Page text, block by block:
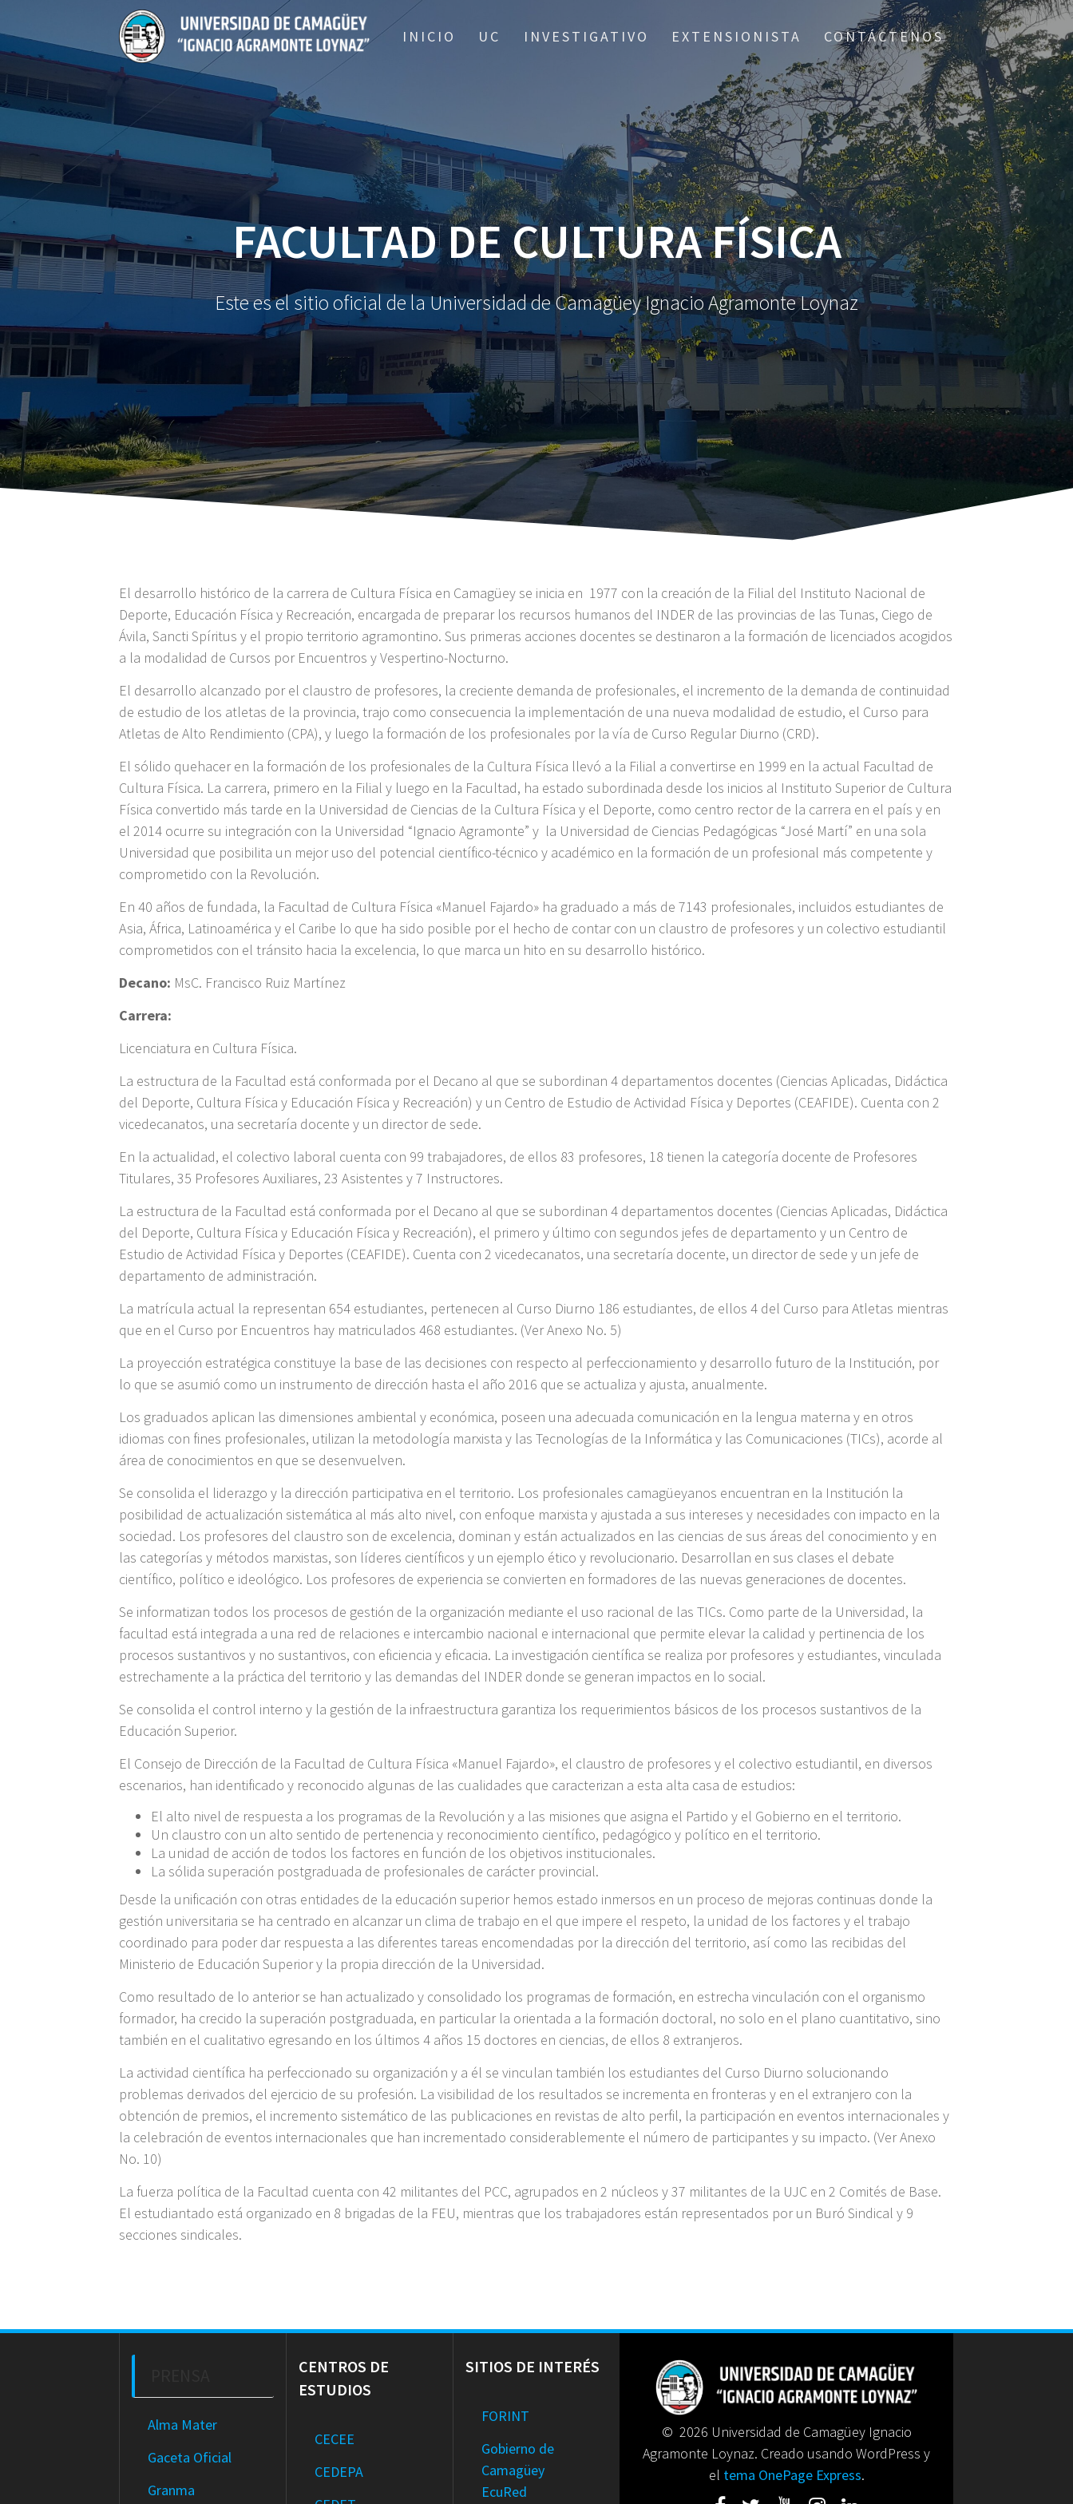
contenido
INICIO UC INVESTIGATIVO EXTENSIONISTA CONTÁCTENOS
FACULTAD DE CULTURA FÍSICA
Este es el sitio oficial de la Universidad de Camagüey Ignacio Agramonte Loynaz
El desarrollo histórico de la carrera de Cultura Física en Camagüey se inicia en 1977 con la creación de la Filial del Instituto Nacional de
Deporte, Educación Física y Recreación, encargada de preparar los recursos humanos del INDER de las provincias de las Tunas, Ciego de
Ávila, Sancti Spíritus y el propio territorio agramontino. Sus primeras acciones docentes se destinaron a la formación de licenciados acogidos
a la modalidad de Cursos por Encuentros y Vespertino-Nocturno.
El desarrollo alcanzado por el claustro de profesores, la creciente demanda de profesionales, el incremento de la demanda de continuidad
de estudio de los atletas de la provincia, trajo como consecuencia la implementación de una nueva modalidad de estudio, el Curso para
Atletas de Alto Rendimiento (CPA), y luego la formación de los profesionales por la vía de Curso Regular Diurno (CRD).
El sólido quehacer en la formación de los profesionales de la Cultura Física llevó a la Filial a convertirse en 1999 en la actual Facultad de
Cultura Física. La carrera, primero en la Filial y luego en la Facultad, ha estado subordinada desde los inicios al Instituto Superior de Cultura
Física convertido más tarde en la Universidad de Ciencias de la Cultura Física y el Deporte, como centro rector de la carrera en el país y en
el 2014 ocurre su integración con la Universidad “Ignacio Agramonte” y la Universidad de Ciencias Pedagógicas “José Martí” en una sola
Universidad que posibilita un mejor uso del potencial científico-técnico y académico en la formación de un profesional más competente y
comprometido con la Revolución.
En 40 años de fundada, la Facultad de Cultura Física «Manuel Fajardo» ha graduado a más de 7143 profesionales, incluidos estudiantes de
Asia, África, Latinoamérica y el Caribe lo que ha sido posible por el hecho de contar con un claustro de profesores y un colectivo estudiantil
comprometidos con el tránsito hacia la excelencia, lo que marca un hito en su desarrollo histórico.
Decano: MsC. Francisco Ruiz Martínez
Carrera:
Licenciatura en Cultura Física.
La estructura de la Facultad está conformada por el Decano al que se subordinan 4 departamentos docentes (Ciencias Aplicadas, Didáctica
del Deporte, Cultura Física y Educación Física y Recreación) y un Centro de Estudio de Actividad Física y Deportes (CEAFIDE). Cuenta con 2
vicedecanatos, una secretaría docente y un director de sede.
En la actualidad, el colectivo laboral cuenta con 99 trabajadores, de ellos 83 profesores, 18 tienen la categoría docente de Profesores
Titulares, 35 Profesores Auxiliares, 23 Asistentes y 7 Instructores.
La estructura de la Facultad está conformada por el Decano al que se subordinan 4 departamentos docentes (Ciencias Aplicadas, Didáctica
del Deporte, Cultura Física y Educación Física y Recreación), el primero y último con segundos jefes de departamento y un Centro de
Estudio de Actividad Física y Deportes (CEAFIDE). Cuenta con 2 vicedecanatos, una secretaría docente, un director de sede y un jefe de
departamento de administración.
La matrícula actual la representan 654 estudiantes, pertenecen al Curso Diurno 186 estudiantes, de ellos 4 del Curso para Atletas mientras
que en el Curso por Encuentros hay matriculados 468 estudiantes. (Ver Anexo No. 5)
La proyección estratégica constituye la base de las decisiones con respecto al perfeccionamiento y desarrollo futuro de la Institución, por
lo que se asumió como un instrumento de dirección hasta el año 2016 que se actualiza y ajusta, anualmente.
Los graduados aplican las dimensiones ambiental y económica, poseen una adecuada comunicación en la lengua materna y en otros
idiomas con fines profesionales, utilizan la metodología marxista y las Tecnologías de la Informática y las Comunicaciones (TICs), acorde al
área de conocimientos en que se desenvuelven.
Se consolida el liderazgo y la dirección participativa en el territorio. Los profesionales camagüeyanos encuentran en la Institución la
posibilidad de actualización sistemática al más alto nivel, con enfoque marxista y ajustada a sus intereses y necesidades con impacto en la
sociedad. Los profesores del claustro son de excelencia, dominan y están actualizados en las ciencias de sus áreas del conocimiento y en
las categorías y métodos marxistas, son líderes científicos y un ejemplo ético y revolucionario. Desarrollan en sus clases el debate
científico, político e ideológico. Los profesores de experiencia se convierten en formadores de las nuevas generaciones de docentes.
Se informatizan todos los procesos de gestión de la organización mediante el uso racional de las TICs. Como parte de la Universidad, la
facultad está integrada a una red de relaciones e intercambio nacional e internacional que permite elevar la calidad y pertinencia de los
procesos sustantivos y no sustantivos, con eficiencia y eficacia. La investigación científica se realiza por profesores y estudiantes, vinculada
estrechamente a la práctica del territorio y las demandas del INDER donde se generan impactos en lo social.
Se consolida el control interno y la gestión de la infraestructura garantiza los requerimientos básicos de los procesos sustantivos de la
Educación Superior.
El Consejo de Dirección de la Facultad de Cultura Física «Manuel Fajardo», el claustro de profesores y el colectivo estudiantil, en diversos
escenarios, han identificado y reconocido algunas de las cualidades que caracterizan a esta alta casa de estudios:
El alto nivel de respuesta a los programas de la Revolución y a las misiones que asigna el Partido y el Gobierno en el territorio.
Un claustro con un alto sentido de pertenencia y reconocimiento científico, pedagógico y político en el territorio.
La unidad de acción de todos los factores en función de los objetivos institucionales.
La sólida superación postgraduada de profesionales de carácter provincial.
Desde la unificación con otras entidades de la educación superior hemos estado inmersos en un proceso de mejoras continuas donde la
gestión universitaria se ha centrado en alcanzar un clima de trabajo en el que impere el respeto, la unidad de los factores y el trabajo
coordinado para poder dar respuesta a las diferentes tareas encomendadas por la dirección del territorio, así como las recibidas del
Ministerio de Educación Superior y la propia dirección de la Universidad.
Como resultado de lo anterior se han actualizado y consolidado los programas de formación, en estrecha vinculación con el organismo
formador, ha crecido la superación postgraduada, en particular la orientada a la formación doctoral, no solo en el plano cuantitativo, sino
también en el cualitativo egresando en los últimos 4 años 15 doctores en ciencias, de ellos 8 extranjeros.
La actividad científica ha perfeccionado su organización y a él se vinculan también los estudiantes del Curso Diurno solucionando
problemas derivados del ejercicio de su profesión. La visibilidad de los resultados se incrementa en fronteras y en el extranjero con la
obtención de premios, el incremento sistemático de las publicaciones en revistas de alto perfil, la participación en eventos internacionales y
la celebración de eventos internacionales que han incrementado considerablemente el número de participantes y su impacto. (Ver Anexo
No. 10)
La fuerza política de la Facultad cuenta con 42 militantes del PCC, agrupados en 2 núcleos y 37 militantes de la UJC en 2 Comités de Base.
El estudiantado está organizado en 8 brigadas de la FEU, mientras que los trabajadores están representados por un Buró Sindical y 9
secciones sindicales.
Alma Mater
Gaceta Oficial
Granma
CENTROS DE
ESTUDIOS
CECEE
CEDEPA
SITIOS DE INTERÉS
FORINT
Gobierno de
Camagüey
EcuRed
© 2026 Universidad de Camagüey Ignacio
Agramonte Loynaz. Creado usando WordPress y
el tema OnePage Express.